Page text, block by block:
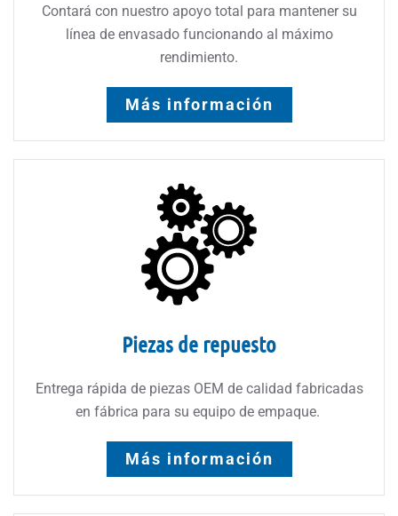
Contará con nuestro apoyo total para mantener su
línea de envasado funcionando al máximo
rendimiento.
Más información
Piezas de repuesto
Entrega rápida de piezas OEM de calidad fabricadas
en fábrica para su equipo de empaque.
Más información